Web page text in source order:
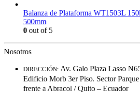
Balanza de Plataforma WT1503L
500mm
0 out of 5
Nosotros
DIRECCIÓN: Av. Galo Plaza Lasso
Edificio Morb 3er Piso. Sector
frente a Abracol / Quito – Ecuador